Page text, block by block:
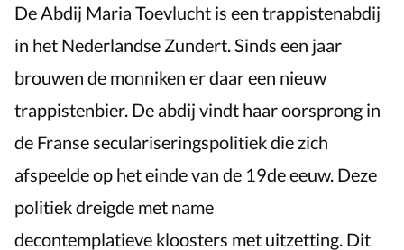
De Abdij Maria Toevlucht is een trappistenabdij
in het Nederlandse Zundert. Sinds een jaar
brouwen de monniken er daar een nieuw
trappistenbier. De abdij vindt haar oorsprong in
de Franse seculariseringspolitiek die zich
afspeelde op het einde van de 19de eeuw. Deze
politiek dreigde met name
decontemplatieve kloosters met uitzetting. Dit